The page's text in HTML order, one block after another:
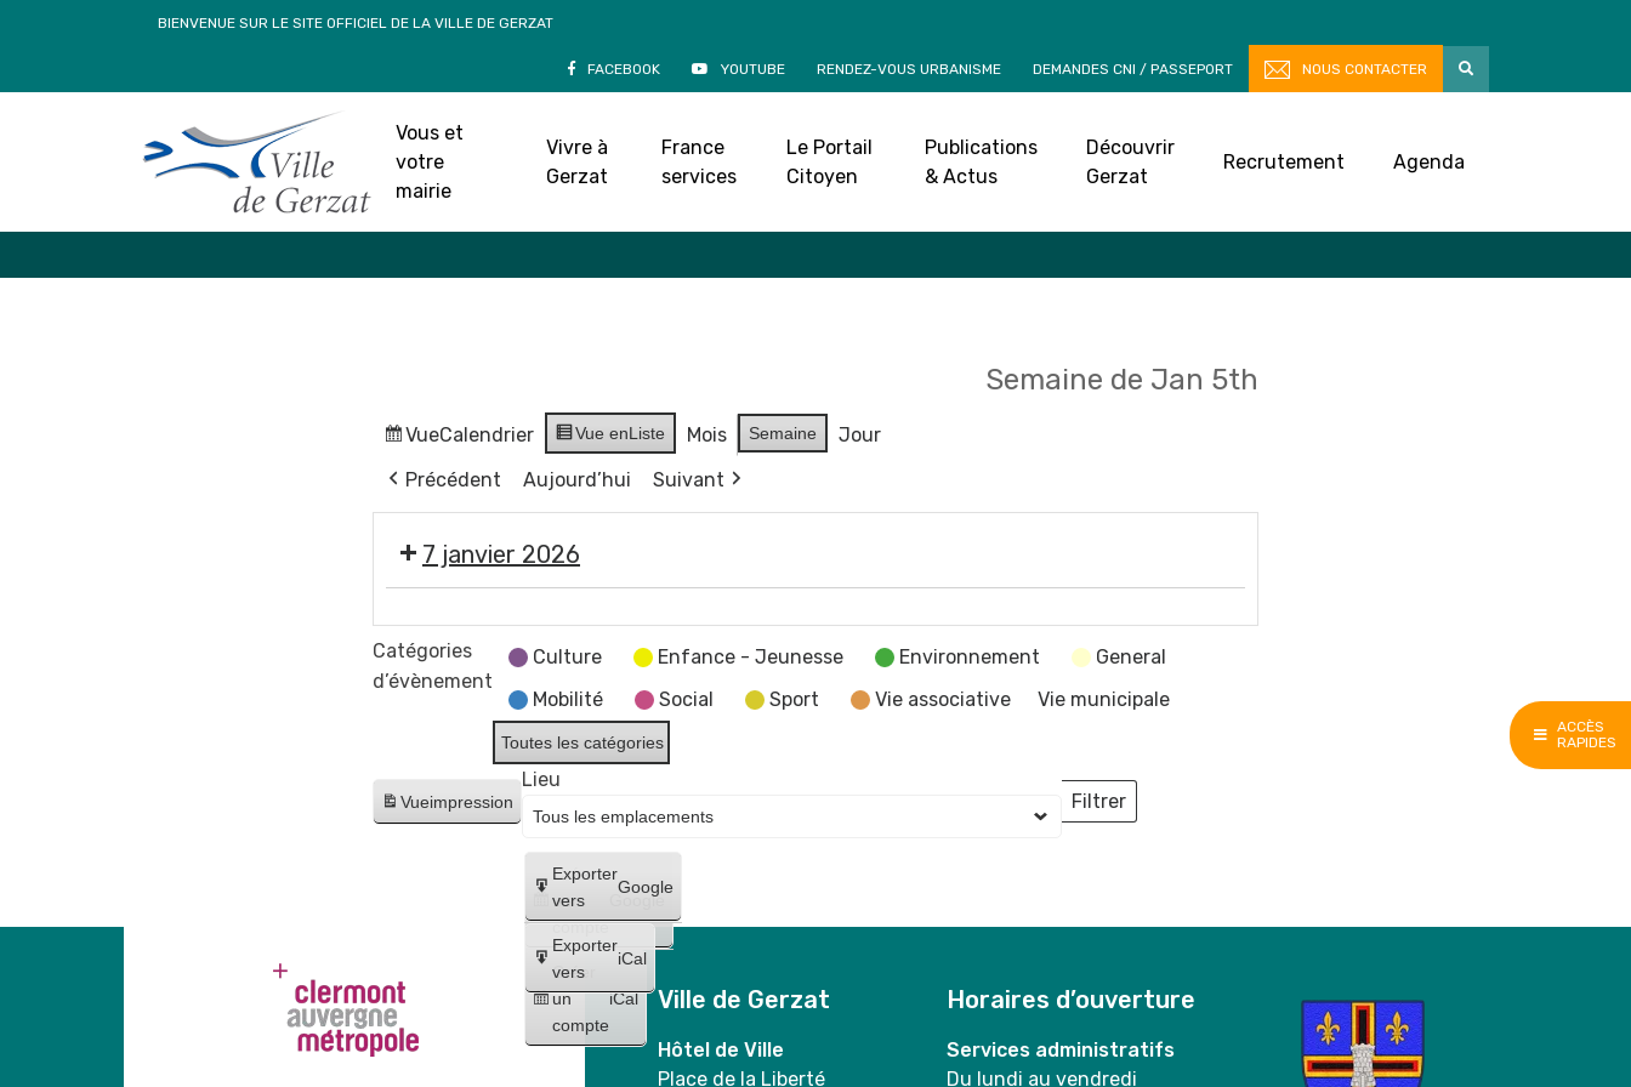
ACCÈS
RAPIDES
BIENVENUE SUR LE SITE OFFICIEL DE LA VILLE DE GERZAT
FACEBOOK YOUTUBE RENDEZ-VOUS URBANISME DEMANDES CNI / PASSEPORT NOUS CONTACTER
Vous et
votre
mairie
Vivre à
Gerzat
France
services
Le Portail
Citoyen
Publications
& Actus
Découvrir
Gerzat
Recrutement Agenda
Accueil»Agenda
Semaine de Jan 5th
VueCalendrier Vue enListe Mois Semaine
Jour
Précédent
Aujourd’hui Suivant
7 janvier 2026
de
l'exposition
photographe
de
vie
Catégories
d’évènement
Culture Enfance - Jeunesse Environnement
General
Mobilité
Social Sport Vie associative Vie municipale
Toutes les catégories
Vueimpression
Créer
un
compte
Google
Créer
un
compte
iCal
Exporter
vers
Google
Exporter
vers
iCal
Lieu
Filtrer
Lieux
Ville de Gerzat
Hôtel de Ville
Place de la Liberté
Horaires d’ouverture
Services administratifs
Du lundi au vendredi